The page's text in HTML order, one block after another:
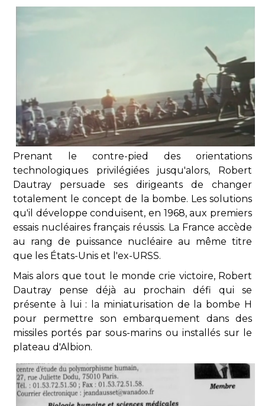
Prenant le contre-pied des orientations
technologiques privilégiées jusqu'alors, Robert
Dautray persuade ses dirigeants de changer
totalement le concept de la bombe. Les solutions
qu'il développe conduisent, en 1968, aux premiers
essais nucléaires français réussis. La France accède
au rang de puissance nucléaire au même titre
que les États-Unis et l'ex-URSS.
Mais alors que tout le monde crie victoire, Robert
Dautray pense déjà au prochain défi qui se
présente à lui : la miniaturisation de la bombe H
pour permettre son embarquement dans des
missiles portés par sous-marins ou installés sur le
plateau d'Albion.